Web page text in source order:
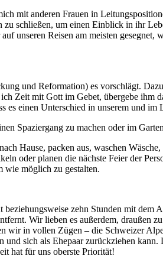
mit anderen Frauen in
schließen, um einen Einblick in ihr
unseren Reisen am meisten
und Reformation) es vorschlägt.
Zeit mit Gott im Gebet, übergebe ihm
einen Unterschied in unserem und im
Spaziergang zu machen oder im
Hause, packen aus, waschen
oder planen die nächste Feier der
wie möglich zu gestalten.
zehn Stunden mit dem
Wir lieben es außerdem, draußen
wir in vollen Zügen – die Schweizer
und sich als Ehepaar zurückziehen
hat für uns oberste Priorität!